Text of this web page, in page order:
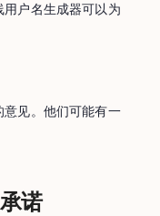
户名生成器可以为
见。他们可能有一
诺